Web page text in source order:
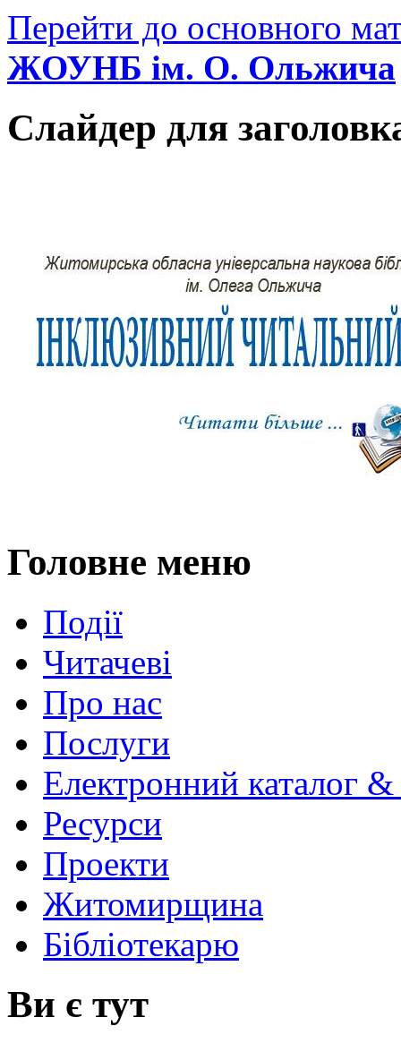
Перейти до основного
ЖОУНБ ім. О. Ольжича
Слайдер для
Головне меню
Події
Читачеві
Про нас
Послуги
Електронний каталог
Ресурси
Проекти
Житомирщина
Бібліотекарю
Ви є тут